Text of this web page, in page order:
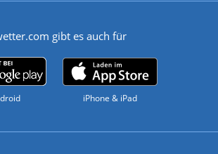
gibt es auch für
iPhone & iPad